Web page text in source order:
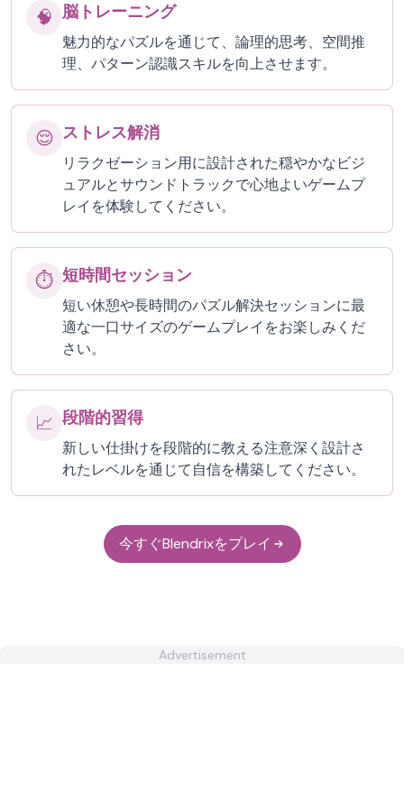
🧠 脳トレーニング
魅力的なパズルを通じて、論理的思考、空間推
理、パターン認識スキルを向上させます。
😌 ストレス解消
リラクゼーション用に設計された穏やかなビジ
ュアルとサウンドトラックで心地よいゲームプ
レイを体験してください。
⏱️ 短時間セッション
短い休憩や長時間のパズル解決セッションに最
適な一口サイズのゲームプレイをお楽しみくだ
さい。
📈 段階的習得
新しい仕掛けを段階的に教える注意深く設計さ
れたレベルを通じて自信を構築してください。
今すぐBlendrixをプレイ
Advertisement